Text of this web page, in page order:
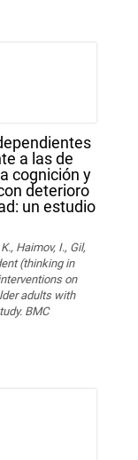
a las de
cognición y
deterioro
un estudio
Haimov, I., Gil,
(thinking in
on
adults with
BMC